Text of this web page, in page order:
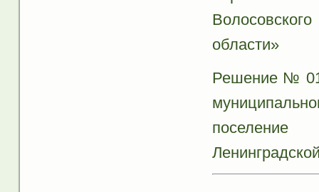
области»
Решение № 01
поселение